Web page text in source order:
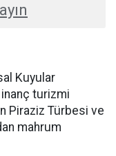
Kuyular
turizmi
Piraziz Türbesi ve
mahrum